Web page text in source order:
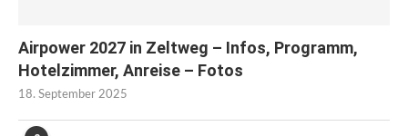
Airpower 2027 in Zeltweg – Infos, Programm,
Hotelzimmer, Anreise – Fotos
18. September 2025